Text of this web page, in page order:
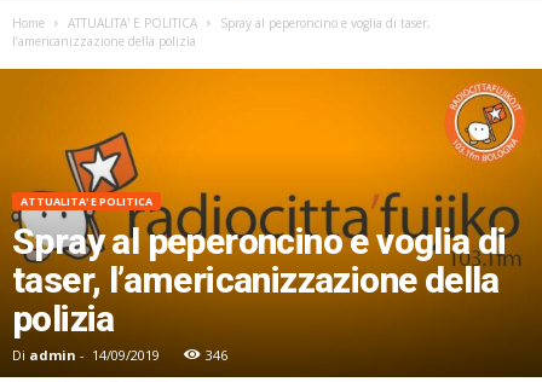
Home ATTUALITA' E POLITICA
Spray al peperoncino e voglia di taser,
l’americanizzazione della polizia
ATTUALITA' E POLITICA
Spray al peperoncino e voglia di
taser, l’americanizzazione della
polizia
Di admin - 14/09/2019 346